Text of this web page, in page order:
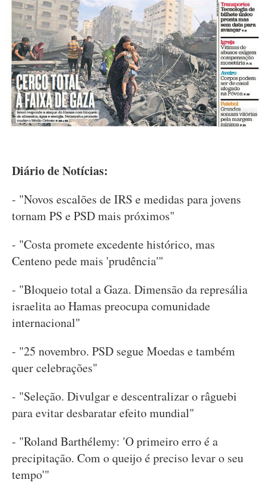
Diário de Notícias:
- "Novos escalões de IRS e medidas para jovens
tornam PS e PSD mais próximos"
- "Costa promete excedente histórico, mas
Centeno pede mais 'prudência'"
- "Bloqueio total a Gaza. Dimensão da represália
israelita ao Hamas preocupa comunidade
internacional"
- "25 novembro. PSD segue Moedas e também
quer celebrações"
- "Seleção. Divulgar e descentralizar o râguebi
para evitar desbaratar efeito mundial"
- "Roland Barthélemy: 'O primeiro erro é a
precipitação. Com o queijo é preciso levar o seu
tempo'"